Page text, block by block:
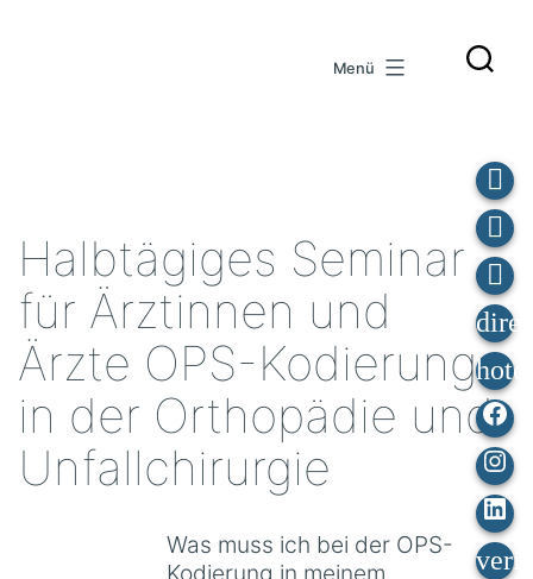
Menü
Halbtägiges Seminar
für Ärztinnen und
Ärzte OPS-Kodierung
in der Orthopädie und
Unfallchirurgie
Was muss ich bei der OPS-
Kodierung in meinem
In